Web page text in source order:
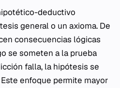
deductivo
general o un axioma. De
consecuencias lógicas
se someten a la prueba
falla, la hipótesis se
enfoque permite mayor